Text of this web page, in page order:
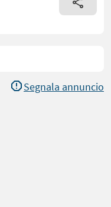
Segnala annuncio